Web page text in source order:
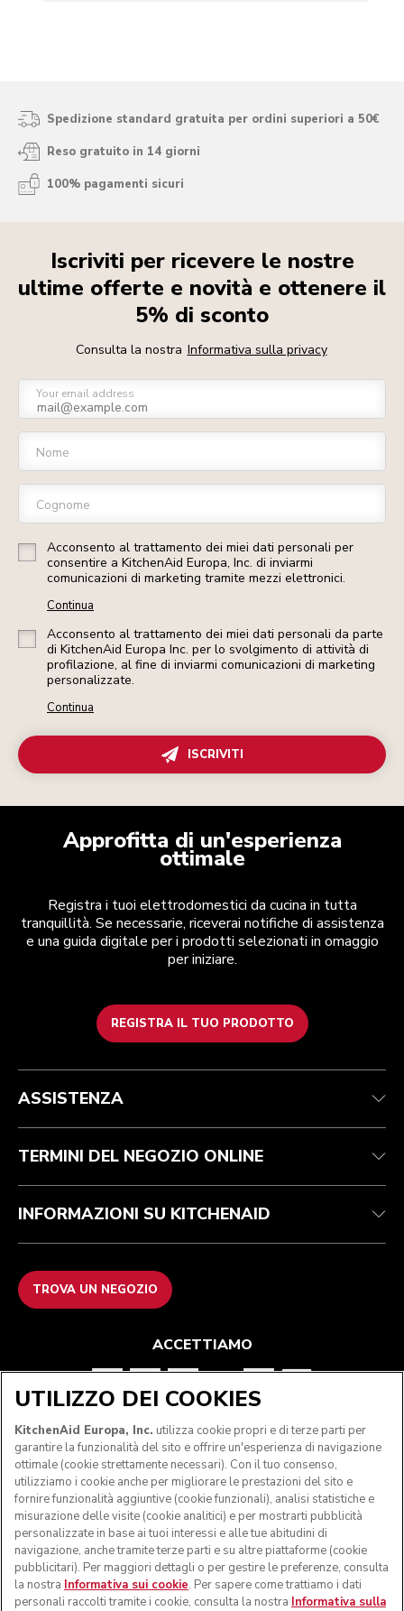
Spedizione standard gratuita per ordini superiori a 50€
Reso gratuito in 14 giorni
100% pagamenti sicuri
Iscriviti per ricevere le nostre
ultime offerte e novità e ottenere il
5% di sconto
Consulta la nostra Informativa sulla privacy
Your email address
Nome
Cognome
Acconsento al trattamento dei miei dati personali per
consentire a KitchenAid Europa, Inc. di inviarmi
comunicazioni di marketing tramite mezzi elettronici.
Continua
Acconsento al trattamento dei miei dati personali da parte
di KitchenAid Europa Inc. per lo svolgimento di attività di
profilazione, al fine di inviarmi comunicazioni di marketing
personalizzate.
Continua
ISCRIVITI
Approfitta di un'esperienza
ottimale
Registra i tuoi elettrodomestici da cucina in tutta
tranquillità. Se necessarie, riceverai notifiche di assistenza
e una guida digitale per i prodotti selezionati in omaggio
per iniziare.
REGISTRA IL TUO PRODOTTO
Health Check
Traccia il tuo ordine
Garanzia e documentazione
FAQ
Termini e condizioni
Resi e rimborsi
Imprint
ODR
Per il marchio
Trova un negozio
ASSISTENZA
TERMINI DEL NEGOZIO ONLINE
INFORMAZIONI SU KITCHENAID
TROVA UN NEGOZIO
ACCETTIAMO
SEGUICI
UTILIZZO DEI COOKIES
KitchenAid Europa, Inc. utilizza cookie propri e di terze parti per
garantire la funzionalità del sito e offrire un'esperienza di navigazione
ottimale (cookie strettamente necessari). Con il tuo consenso,
utilizziamo i cookie anche per migliorare le prestazioni del sito e
fornire funzionalità aggiuntive (cookie funzionali), analisi statistiche e
misurazione delle visite (cookie analitici) e per mostrarti pubblicità
personalizzate in base ai tuoi interessi e alle tue abitudini di
navigazione, anche tramite terze parti e su altre piattaforme (cookie
pubblicitari). Per maggiori dettagli o per gestire le preferenze, consulta
la nostra Informativa sui cookie. Per sapere come trattiamo i dati
personali raccolti tramite i cookie, consulta la nostra Informativa sulla